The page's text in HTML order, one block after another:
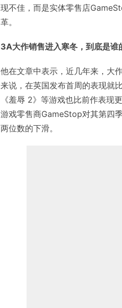
现不佳，而是实体零售店
革。
3A大作销售进入寒冬，到底是谁
他在文章中表示，近几年来，大
来说，在英国发布首周的表现就
《羞辱 2》等游戏也比前作表现
游戏零售商GameStop对其第四
两位数的下滑。